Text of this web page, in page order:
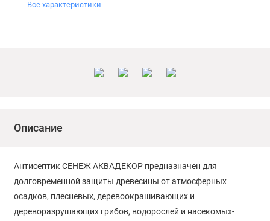
Все характеристики
Описание
Антисептик СЕНЕЖ АКВАДЕКОР предназначен для
долговременной защиты древесины от атмосферных
осадков, плесневых, деревоокрашивающих и
дереворазрушающих грибов, водорослей и насекомых-